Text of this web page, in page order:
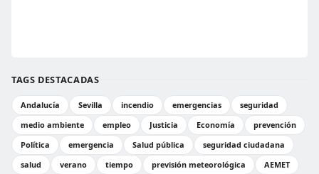
TAGS DESTACADAS
Andalucía Sevilla incendio emergencias
seguridad
medio ambiente
empleo Justicia Economía
prevención
Política
emergencia Salud pública
seguridad ciudadana
salud
verano tiempo previsión meteorológica
AEMET